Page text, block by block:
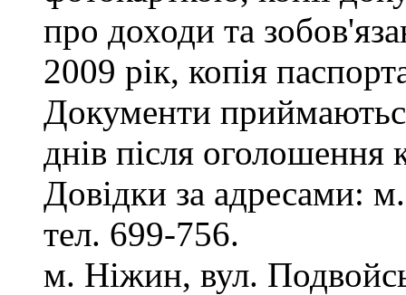
про доходи та
2009 рік, копія
Документи
днів після оголошення
Довідки за адресами:
тел. 699-756.
м. Ніжин, вул.